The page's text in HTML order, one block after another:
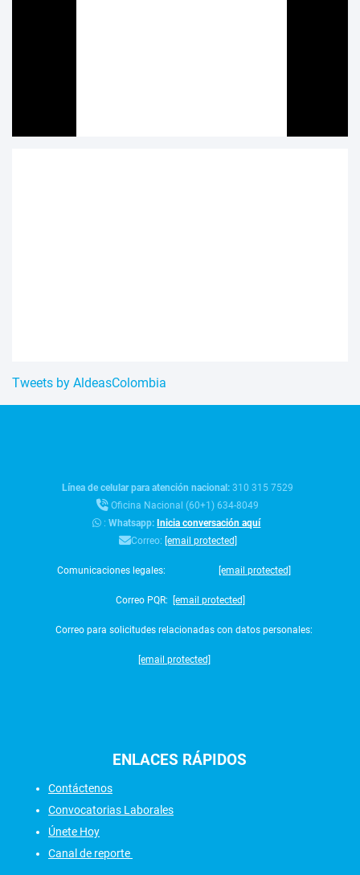
Tweets by AldeasColombia
Línea de celular para atención nacional:310 315 7529
Oficina Nacional (60+1) 634-8049
:Whatsapp: Inicia conversación aquí
Correo: [email protected]
Comunicaciones legales: [email protected]
Correo PQR: [email protected]
Correo para solicitudes relacionadas con datos personales:
[email protected]
ENLACES RÁPIDOS
Contáctenos
Convocatorias Laborales
Únete Hoy
Canal de reporte